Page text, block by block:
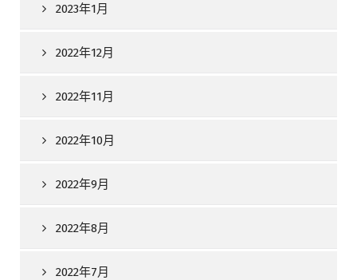
2023年1月
2022年12月
2022年11月
2022年10月
2022年9月
2022年8月
2022年7月